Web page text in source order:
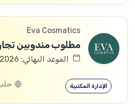
Eva Cosmatics
الموعد النهائي: 01/08/2026
الإدارة المكتبية